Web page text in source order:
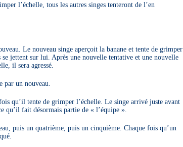
l’échelle, tous les autres singes tenteront de l’en
Le nouveau singe aperçoit la banane et tente de grimper
se jettent sur lui. Après une nouvelle tentative et une nouvelle
il sera agressé.
par un nouveau.
qu’il tente de grimper l’échelle. Le singe arrivé juste avant
fait désormais partie de « l’équipe ».
puis un quatrième, puis un cinquième. Chaque fois qu’un